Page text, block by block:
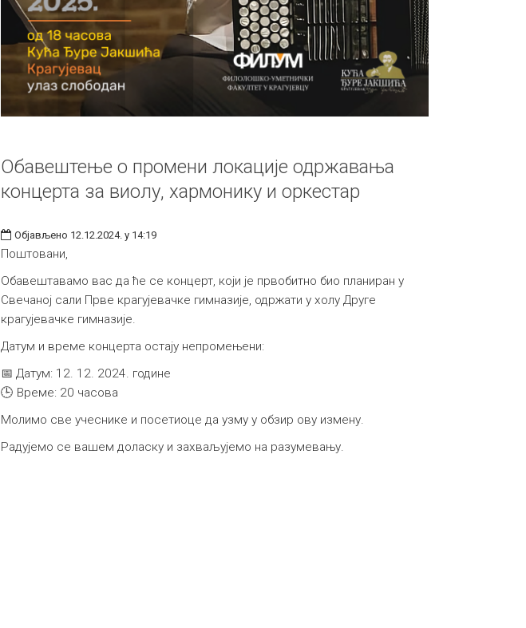
Обавештење о промени локације одржавања
концерта за виолу, хармонику и оркестар
Објављено 12.12.2024. у 14:19
Поштовани,
Обавештавамо вас да ће се концерт, који је првобитно био планиран у
Свечаној сали Прве крагујевачке гимназије, одржати у холу Друге
крагујевачке гимназије.
Датум и време концерта остају непромењени:
📅 Датум: 12. 12. 2024. године
🕒 Време: 20 часова
Молимо све учеснике и посетиоце да узму у обзир ову измену.
Радујемо се вашем доласку и захваљујемо на разумевању.